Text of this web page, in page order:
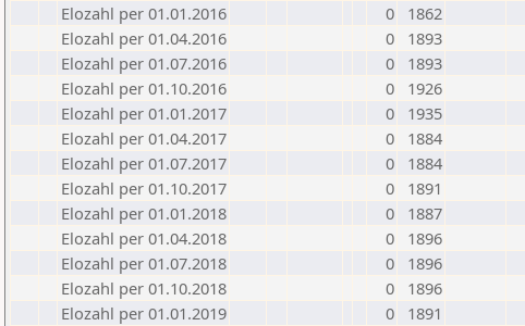
Elozahl per 01.01.2016
0
1862
Elozahl per 01.04.2016
0
1893
Elozahl per 01.07.2016
0
1893
Elozahl per 01.10.2016
0
1926
Elozahl per 01.01.2017
0
1935
Elozahl per 01.04.2017
0
1884
Elozahl per 01.07.2017
0
1884
Elozahl per 01.10.2017
0
1891
Elozahl per 01.01.2018
0
1887
Elozahl per 01.04.2018
0
1896
Elozahl per 01.07.2018
0
1896
Elozahl per 01.10.2018
0
1896
Elozahl per 01.01.2019
0
1891